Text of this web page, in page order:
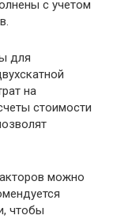
с учетом
для
на
стоимости
можно
чтобы